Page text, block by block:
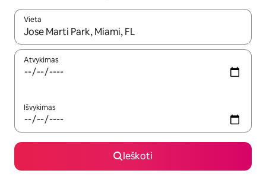
Vieta
Kai pasirodys paieškos rezultatai, juos naršyti galite
Atvykimas
Išvykimas
Ieškoti